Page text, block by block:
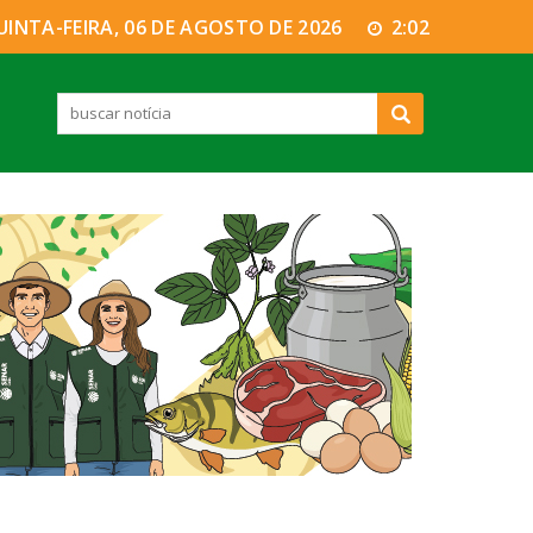
FEIRA, 06 DE AGOSTO DE 2026 2:02